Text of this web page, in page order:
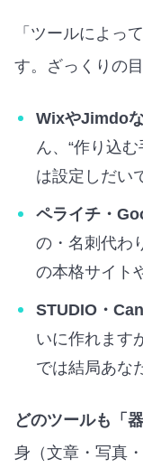
「ツールによ
す。ざっくりの
WixやJimdo
ん、“作り込
は設定しだい
ペライチ・
の・名刺代わ
の本格サイト
STUDIO・
いに作れます
では結局あな
どのツールも「
身（文章・写真